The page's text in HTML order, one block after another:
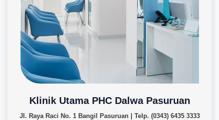
Klinik Utama PHC Dalwa Pasuruan
Jl. Raya Raci No. 1 Bangil Pasuruan | Telp. (0343) 6435 3333